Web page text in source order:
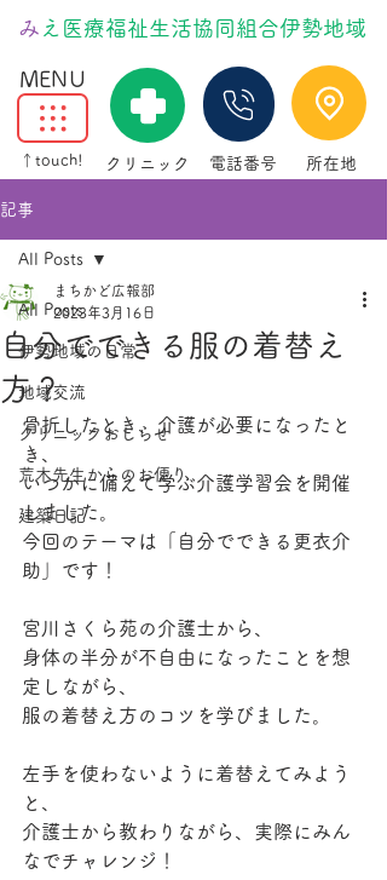
MENU
​ みえ医療福祉生活協同組合伊勢地域
↑touch! クリニック 電話番号 所在地
記事
All Posts
伊勢地域の日常
地域交流
クリニックおしらせ
荒木先生からのお便り
建築日記
All Posts
自分でできる服の着替え
方？
まちかど広報部
2023年3月16日
骨折したとき、介護が必要になったと
き、
いつかに備えて学ぶ介護学習会を開催
しました。
今回のテーマは「自分でできる更衣介
助」です！
宮川さくら苑の介護士から、
身体の半分が不自由になったことを想
定しながら、
服の着替え方のコツを学びました。
左手を使わないように着替えてみよう
と、
介護士から教わりながら、実際にみん
なでチャレンジ！